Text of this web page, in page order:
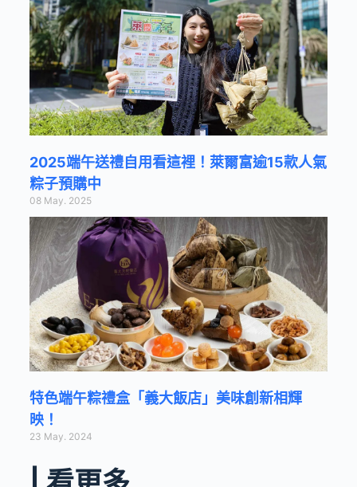
2025端午送禮自用看這裡！萊爾富逾15款人氣
粽子預購中
08 May. 2025
特色端午粽禮盒「義大飯店」美味創新相輝
映！
23 May. 2024